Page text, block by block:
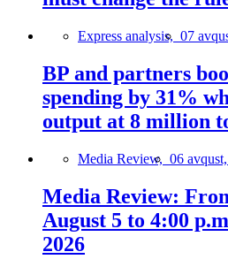
Express analysis, 07
BP and partners
spending by 31%
output at 8 million
Media Review, 06
Media Review:
August 5 to 4:00
2026